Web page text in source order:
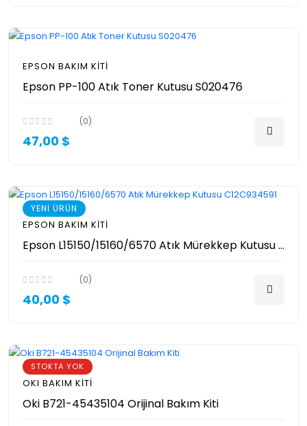
EPSON BAKIM KITI
Epson PP-100 Atık Toner Kutusu S020476
(0)
47,00 $
YENİ ÜRÜN
EPSON BAKIM KITI
Epson L15150/15160/6570 Atık Mürekkep Kutusu C12C934591
(0)
40,00 $
STOKTA YOK
OKI BAKIM KITI
Oki B721-45435104 Orijinal Bakım Kiti